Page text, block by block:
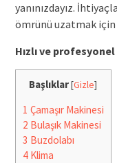
yanınızdayız.
ömrünü uzatmak
Hızlı ve
Başlıklar[Gizle]
1 Çamaşır Makinesi
2 Bulaşık Makinesi
3 Buzdolabı
4Klima